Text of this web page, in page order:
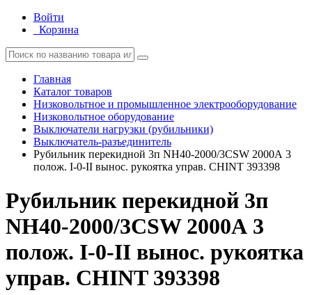
Войти
Корзина
Главная
Каталог товаров
Низковольтное и промышленное электрооборудование
Низковольтное оборудование
Выключатели нагрузки (рубильники)
Выключатель-разъединитель
Рубильник перекидной 3п NH40-2000/3CSW 2000А 3
полож. I-0-II вынос. рукоятка управ. CHINT 393398
Рубильник перекидной 3п
NH40-2000/3CSW 2000А 3
полож. I-0-II вынос. рукоятка
управ. CHINT 393398